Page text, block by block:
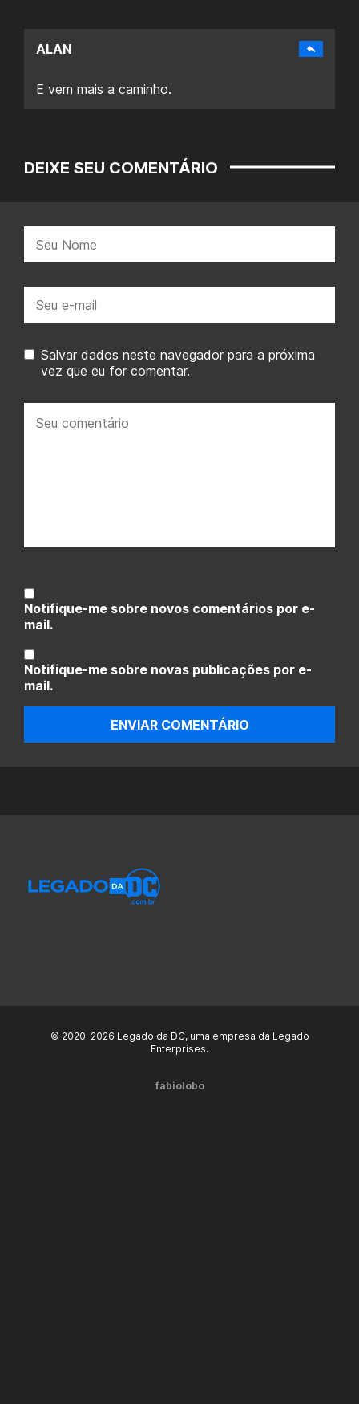
ALAN
E vem mais a caminho.
DEIXE SEU COMENTÁRIO
mail:
Salvar dados neste navegador para a próxima
vez que eu for comentar.
comentário:
Notifique-me sobre novos comentários por e-
mail.
Notifique-me sobre novas publicações por e-
mail.
ENVIAR COMENTÁRIO
© 2020-2026 Legado da DC, uma empresa da Legado
Enterprises.
fabiolobo